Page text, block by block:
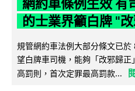
網約車條例生效 有
的士業界籲白牌 "
規管網約車法例大部分條文已
望白牌車司機，能夠「改邪歸
高罰則，首次定罪最高罰款...